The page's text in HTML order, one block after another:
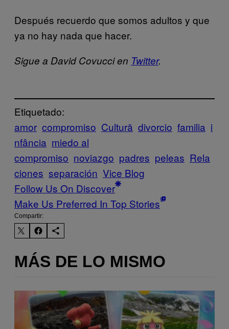
Después recuerdo que somos adultos y que
ya no hay nada que hacer.
Sigue a David Covucci en Twitter.
Etiquetado:
amor compromiso Cultură divorcio familia i
nfância miedo al
compromiso noviazgo padres peleas Rela
ciones separación Vice Blog
Follow Us On Discover
Make Us Preferred In Top Stories
Compartir:
MÁS DE LO MISMO